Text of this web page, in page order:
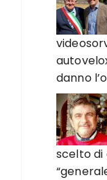
danno
scelto